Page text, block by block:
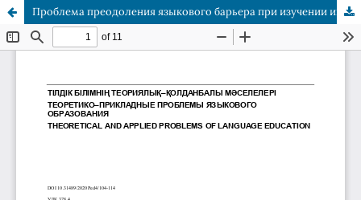
Проблема преодоления языкового барьера при изучении иностранного языка в высших учебных заведениях